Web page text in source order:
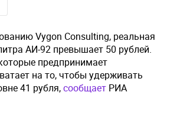
Vygon Consulting, реальная
АИ-92 превышает 50 рублей.
предпринимает
на то, чтобы удерживать
41 рубля,сообщает РИА